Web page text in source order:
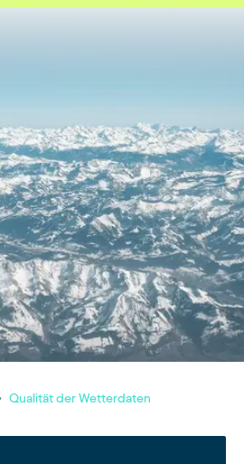
Qualität der Wetterdaten